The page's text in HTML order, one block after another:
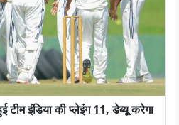
टीम इंडिया की प्लेइंग 11, डेब्यू करेगा